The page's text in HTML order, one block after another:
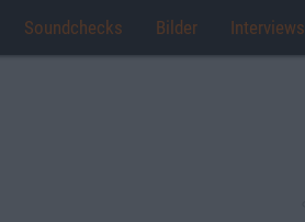
Soundchecks Bilder Interviews